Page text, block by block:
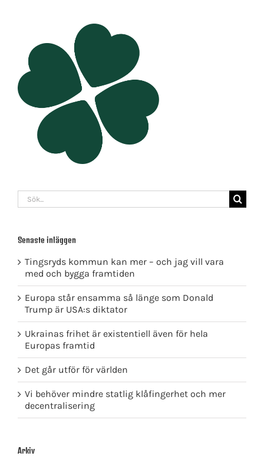
Sök
efter:
Senaste inläggen
Tingsryds kommun kan mer – och jag vill vara
med och bygga framtiden
Europa står ensamma så länge som Donald
Trump är USA:s diktator
Ukrainas frihet är existentiell även för hela
Europas framtid
Det går utför för världen
Vi behöver mindre statlig klåfingerhet och mer
decentralisering
Arkiv